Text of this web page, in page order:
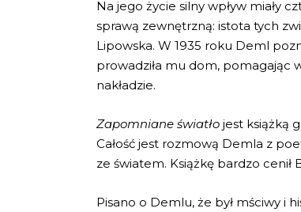
Na jego życie silny wpływ miały
sprawą zewnętrzną: istota tych
Lipowska. W 1935 roku Deml
prowadziła mu dom, pomagając
nakładzie.
Zapomniane światło jest książką
Całość jest rozmową Demla z
ze światem. Książkę bardzo cenił
Pisano o Demlu, że był mściwy i